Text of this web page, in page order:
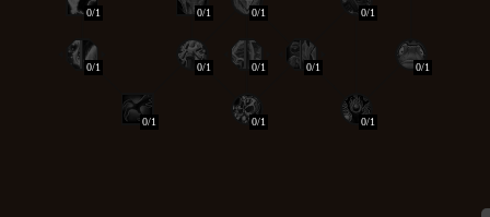
0/1 0/1 0/1 0/1
0/1 0/1 0/1 0/1 0/1
0/1 0/1 0/1